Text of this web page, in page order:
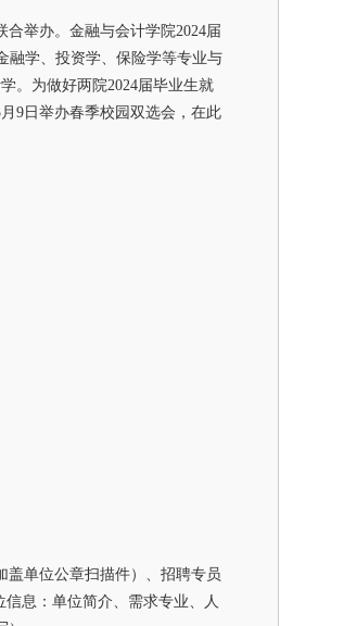
合举办。金融与会计学院2024届
融学、投资学、保险学等专业与
。为做好两院2024届毕业生就
9日举办春季校园双选会，在此
单位公章扫描件）、招聘专员
息：单位简介、需求专业、人